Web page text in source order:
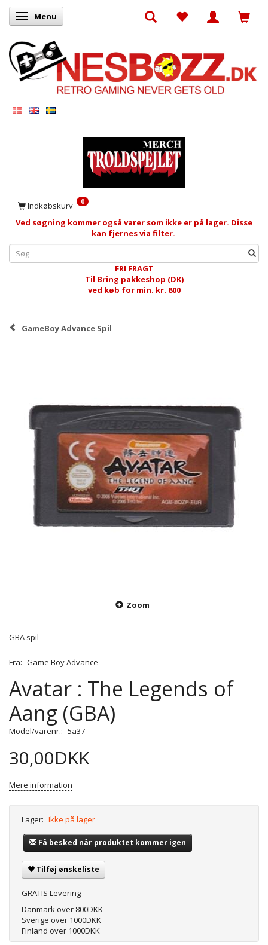
Skifte navigation
Menu
Indkøbskurv 0
Ved søgning kommer også varer som ikke er på lager. Disse
kan fjernes via filter.
FRI FRAGT
Til Bring pakkeshop (DK)
ved køb for min. kr. 800
GameBoy Advance Spil
Zoom
GBA spil
Fra: Game Boy Advance
Avatar : The Legends of
Aang (GBA)
Model/varenr.: 5a37
30,00DKK
Mere information
Lager: Ikke på lager
Få besked når produktet kommer igen
Tilføj ønskeliste
GRATIS Levering
Danmark over 800DKK
Sverige over 1000DKK
Finland over 1000DKK